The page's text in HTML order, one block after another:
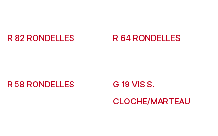
R 82 RONDELLES R 64 RONDELLES
R 58 RONDELLES
G 19 VIS S.
CLOCHE/MARTEAU